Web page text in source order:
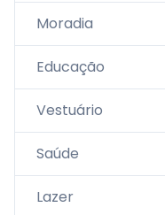
Moradia
Educação
Vestuário
Saúde
Lazer